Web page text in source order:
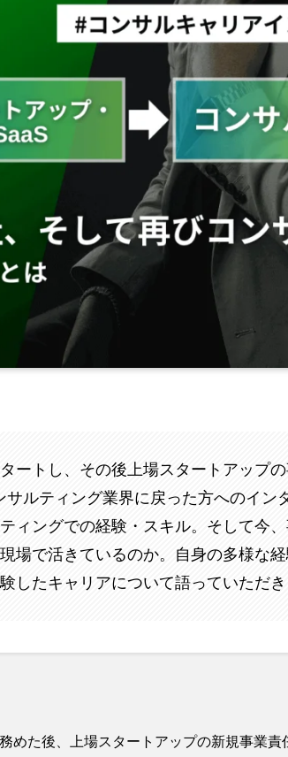
ートし、その後上場スタートアップ
ルティング業界に戻った方へのイン
ィングでの経験・スキル。そして今
場で活きているのか。自身の多様な経
したキャリアについて語っていただき
めた後、上場スタートアップの新規事業責